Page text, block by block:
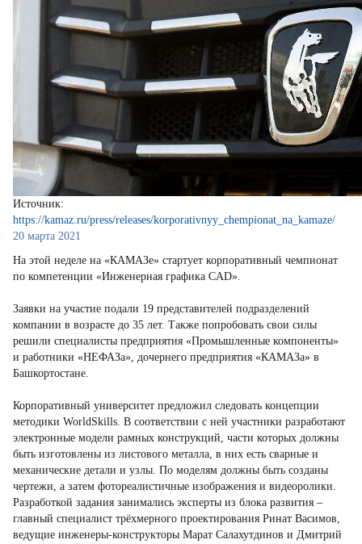
Источник:
https://kamaz.ru/press/releases/korporativnyy_chempionat_na_kamaze/
20 марта 2021
На этой неделе на «КАМАЗе» стартует корпоративный чемпионат
по компетенции «Инженерная графика CAD».
Заявки на участие подали 19 представителей подразделений
компании в возрасте до 35 лет. Также попробовать свои силы
решили специалисты предприятия «Промышленные компоненты»
и работники «НЕФАЗа», дочернего предприятия «КАМАЗа» в
Башкортостане.
Корпоративный университет предложил следовать концепции
методики WorldSkills. В соответствии с ней участники разработают
электронные модели рамных конструкций, части которых должны
быть изготовлены из листового металла, в них есть сварные и
механические детали и узлы. По моделям должны быть созданы
чертежи, а затем фотореалистичные изображения и видеоролики.
Разработкой задания занимались эксперты из блока развития –
главный специалист трёхмерного проектирования Ринат Васимов,
ведущие инженеры-конструкторы Марат Салахутдинов и Дмитрий